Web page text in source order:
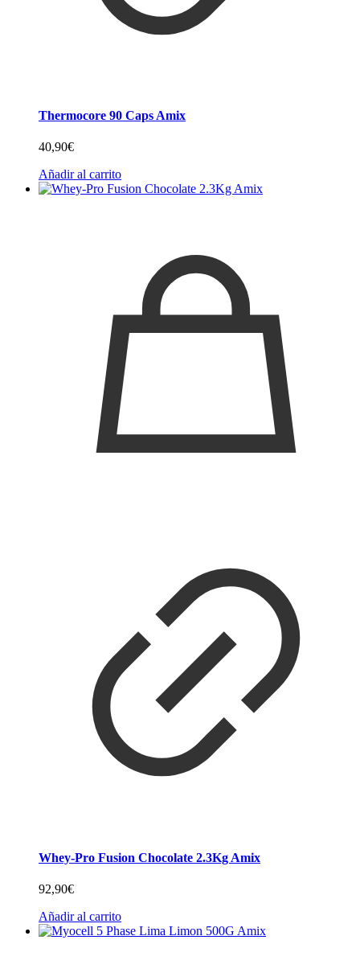
Thermocore 90 Caps Amix
40,90€
Añadir al carrito
Whey-Pro Fusion Chocolate 2.3Kg Amix
92,90€
Añadir al carrito